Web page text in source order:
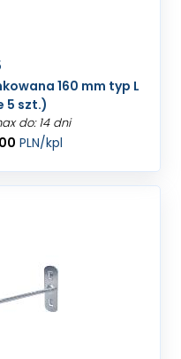
160 mm typ L
5 szt.)
do: 14 dni
PLN/kpl